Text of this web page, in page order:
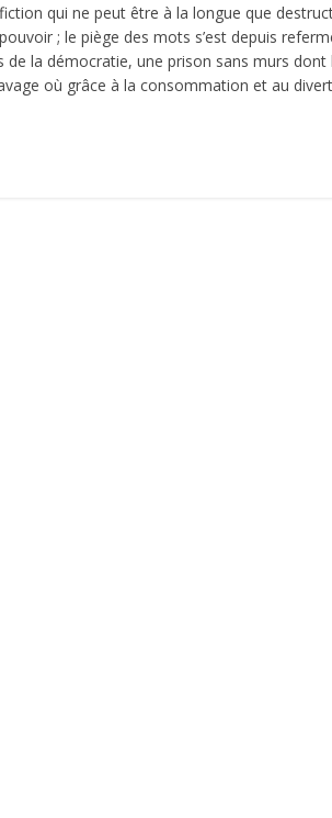
qui ne peut être à la longue que
; le piège des mots s’est depuis
la démocratie, une prison sans murs dont
où grâce à la consommation et au